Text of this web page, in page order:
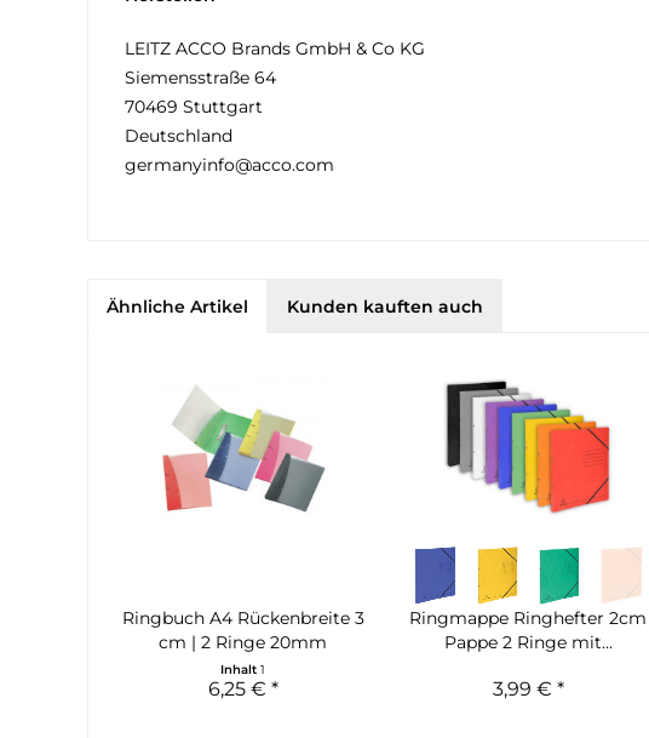
LEITZ ACCO Brands GmbH & Co KG
Siemensstraße 64
70469 Stuttgart
Deutschland
germanyinfo@acco.com
Ähnliche Artikel Kunden kauften auch
Ringbuch A4 Rückenbreite 3
cm | 2 Ringe 20mm
Inhalt1
6,25 € *
Ringmappe Ringhefter 2cm
Pappe 2 Ringe mit...
3,99 € *